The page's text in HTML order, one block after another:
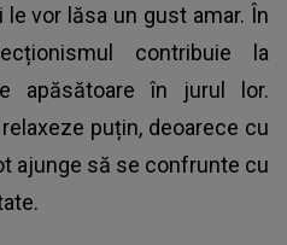
vor lăsa un gust amar. În
contribuie la
apăsătoare în jurul lor.
puțin, deoarece cu
ajunge să se confrunte cu